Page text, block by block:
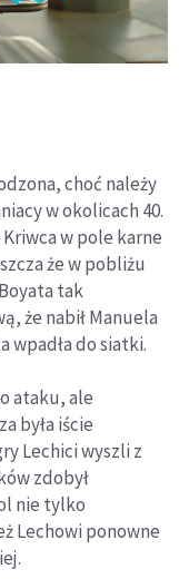
choć należy
w okolicach 40.
w pole karne
że w pobliżu
tak
że nabił Manuela
wpadła do siatki.
ataku, ale
była iście
Lechici wyszli z
zdobył
nie tylko
Lechowi ponowne